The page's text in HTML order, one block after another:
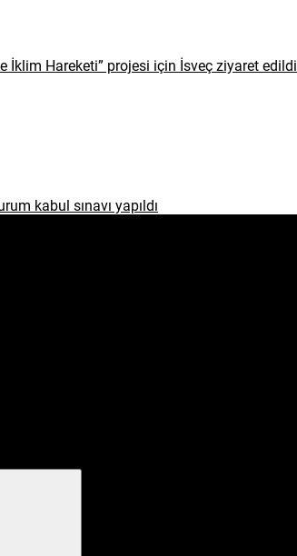
İklim Hareketi” projesi için İsveç ziyaret edildi
kabul sınavı yapıldı